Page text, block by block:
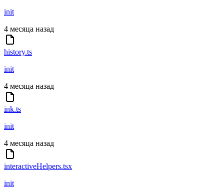
init
4 месяца назад
history.ts
init
4 месяца назад
ink.ts
init
4 месяца назад
interactiveHelpers.tsx
init